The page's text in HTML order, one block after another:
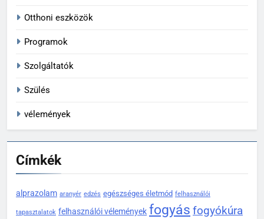
Otthoni eszközök
Programok
Szolgáltatók
Szülés
vélemények
Címkék
alprazolam aranyér edzés egészséges életmód felhasználói
tapasztalatok felhasználói vélemények fogyás fogyókúra